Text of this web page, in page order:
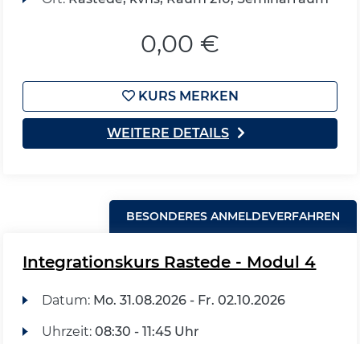
0,00 €
KURS MERKEN
WEITERE DETAILS
BESONDERES ANMELDEVERFAHREN
Integrationskurs Rastede - Modul 4
Datum: Mo. 31.08.2026 - Fr. 02.10.2026
Uhrzeit: 08:30 - 11:45 Uhr